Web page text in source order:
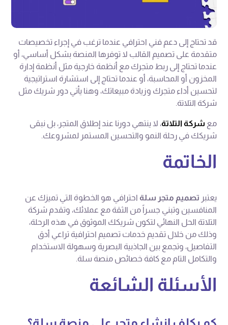
قد تحتاج إلى دعم فني احترافي عندما ترغب في إجراء تخصيصات
متقدمة على تصميم القالب لا توفرها المنصة بشكل أساسي، أو
عندما تحتاج إلى ربط متجرك مع أنظمة خارجية مثل أنظمة إدارة
المخزون أو المحاسبة، أو عندما تحتاج إلى استشارة استراتيجية
لتحسين أداء متجرك وزيادة مبيعاتك، وهنا يأتي دور شريك مثل
شركة التلاتة.
مع شركة التلاتة، لا ينتهي دورنا عند إطلاق المتجر، بل نبقى
شريكك في رحلة النمو والتحسين المستمر لمشروعك.
الخاتمة
يعتبر تصميم متجر سلة احترافي هو الخطوة التي تميزك عن
المنافسين وتبني جسراً من الثقة مع عملائك، وتقدم شركة
التلاتة الحل النهائي لتكون شريكك الموثوق في هذه الرحلة،
وذلك من خلال تقديم خدمات تصميم احترافية تراعي أدق
التفاصيل، وتجمع بين الجاذبية البصرية وسهولة الاستخدام
والتكامل التام مع كافة خصائص منصة سلة.
الأسئلة الشائعة